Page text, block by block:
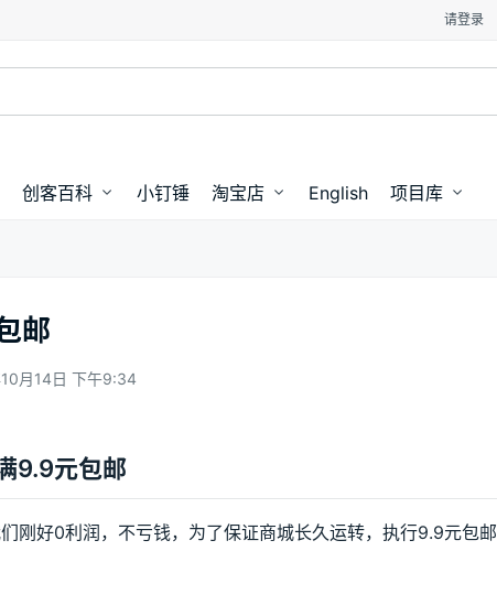
请登录
创客百科 小钉锤 淘宝店 English 项目库
邮
月14日 下午9:34
9.9元包邮
刚好0利润，不亏钱，为了保证商城长久运转，执行9.9元包邮